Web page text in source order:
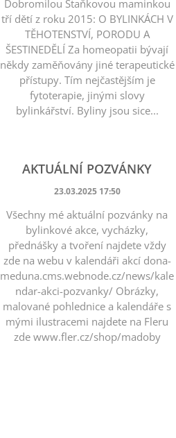
Dobromilou Staňkovou maminkou
tří dětí z roku 2015: O BYLINKÁCH V
TĚHOTENSTVÍ, PORODU A
ŠESTINEDĚLÍ Za homeopatii bývají
někdy zaměňovány jiné terapeutické
přístupy. Tím nejčastějším je
fytoterapie, jinými slovy
bylinkářství. Byliny jsou sice...
AKTUÁLNÍ POZVÁNKY
23.03.2025 17:50
Všechny mé aktuální pozvánky na
bylinkové akce, vycházky,
přednášky a tvoření najdete vždy
zde na webu v kalendáři akcí dona-
meduna.cms.webnode.cz/news/kale
ndar-akci-pozvanky/ Obrázky,
malované pohlednice a kalendáře s
mými ilustracemi najdete na Fleru
zde www.fler.cz/shop/madoby